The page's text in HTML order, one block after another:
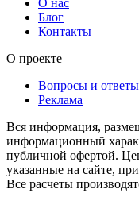
Блог
Контакты
О проекте
Вопросы и ответы
Реклама
Вся информация,
информационный
публичной офертой.
указанные на сайте,
Все расчеты